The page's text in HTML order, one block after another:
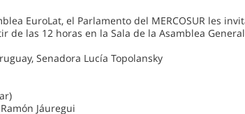
EuroLat, el Parlamento del MERCOSUR les
de las 12 horas en la Sala de la Asamblea
Senadora Lucía Topolansky
Jáuregui